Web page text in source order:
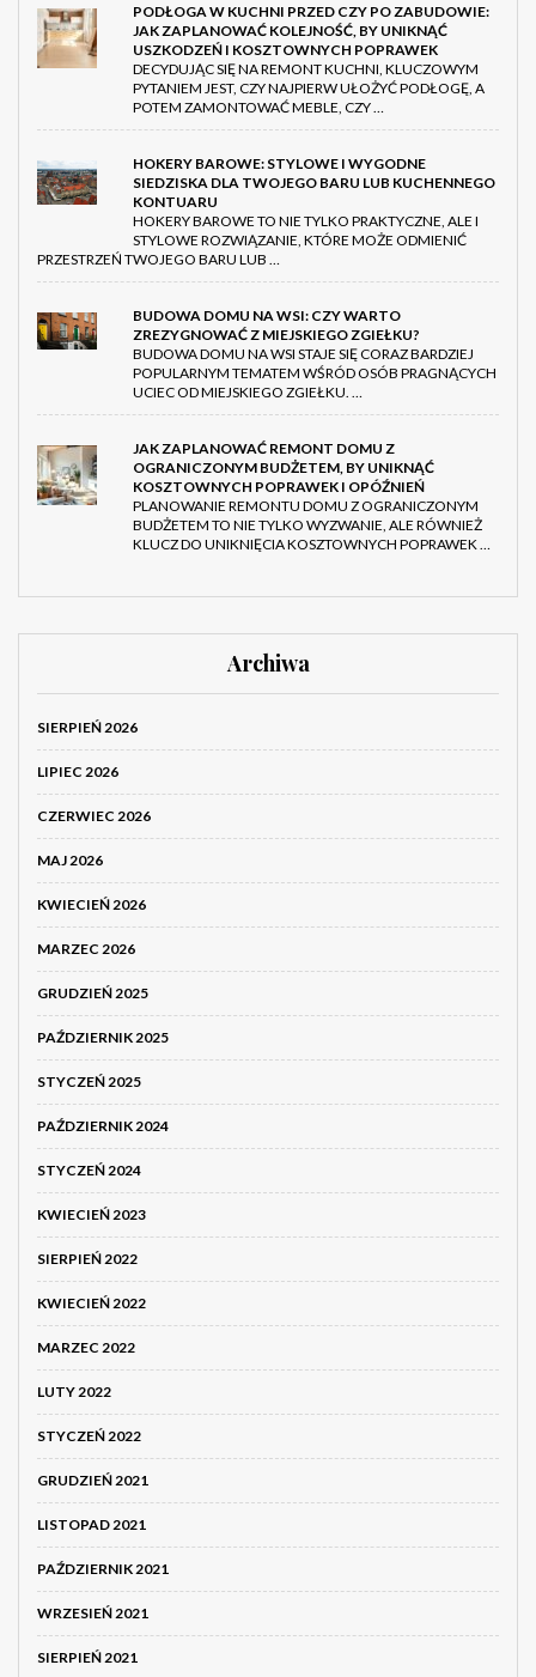
PODŁOGA W KUCHNI PRZED CZY PO ZABUDOWIE:
JAK ZAPLANOWAĆ KOLEJNOŚĆ, BY UNIKNĄĆ
USZKODZEŃ I KOSZTOWNYCH POPRAWEK
DECYDUJĄC SIĘ NA REMONT KUCHNI, KLUCZOWYM
PYTANIEM JEST, CZY NAJPIERW UŁOŻYĆ PODŁOGĘ, A
POTEM ZAMONTOWAĆ MEBLE, CZY …
HOKERY BAROWE: STYLOWE I WYGODNE
SIEDZISKA DLA TWOJEGO BARU LUB KUCHENNEGO
KONTUARU
HOKERY BAROWE TO NIE TYLKO PRAKTYCZNE, ALE I
STYLOWE ROZWIĄZANIE, KTÓRE MOŻE ODMIENIĆ
PRZESTRZEŃ TWOJEGO BARU LUB …
BUDOWA DOMU NA WSI: CZY WARTO
ZREZYGNOWAĆ Z MIEJSKIEGO ZGIEŁKU?
BUDOWA DOMU NA WSI STAJE SIĘ CORAZ BARDZIEJ
POPULARNYM TEMATEM WŚRÓD OSÓB PRAGNĄCYCH
UCIEC OD MIEJSKIEGO ZGIEŁKU. …
JAK ZAPLANOWAĆ REMONT DOMU Z
OGRANICZONYM BUDŻETEM, BY UNIKNĄĆ
KOSZTOWNYCH POPRAWEK I OPÓŹNIEŃ
PLANOWANIE REMONTU DOMU Z OGRANICZONYM
BUDŻETEM TO NIE TYLKO WYZWANIE, ALE RÓWNIEŻ
KLUCZ DO UNIKNIĘCIA KOSZTOWNYCH POPRAWEK …
Archiwa
SIERPIEŃ 2026
LIPIEC 2026
CZERWIEC 2026
MAJ 2026
KWIECIEŃ 2026
MARZEC 2026
GRUDZIEŃ 2025
PAŹDZIERNIK 2025
STYCZEŃ 2025
PAŹDZIERNIK 2024
STYCZEŃ 2024
KWIECIEŃ 2023
SIERPIEŃ 2022
KWIECIEŃ 2022
MARZEC 2022
LUTY 2022
STYCZEŃ 2022
GRUDZIEŃ 2021
LISTOPAD 2021
PAŹDZIERNIK 2021
WRZESIEŃ 2021
SIERPIEŃ 2021